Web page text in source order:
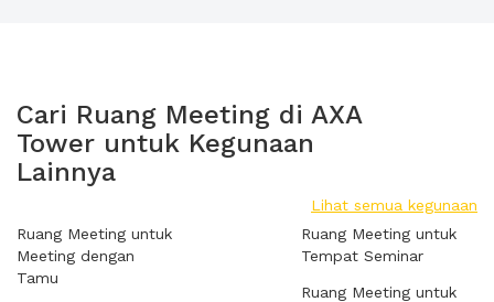
Cari Ruang Meeting di AXA
Tower untuk Kegunaan
Lainnya
Lihat semua kegunaan
Ruang Meeting untuk
Meeting dengan
Tamu
Ruang Meeting untuk
Tempat Seminar
Ruang Meeting untuk